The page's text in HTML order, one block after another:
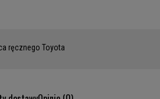
ręcznego Toyota